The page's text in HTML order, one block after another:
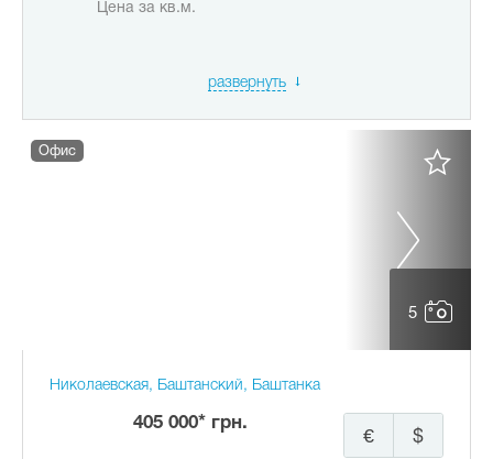
Цена за кв.м.
развернуть
5
Офис
Николаевская, Баштанский, Баштанка
405 000* грн.
$
€